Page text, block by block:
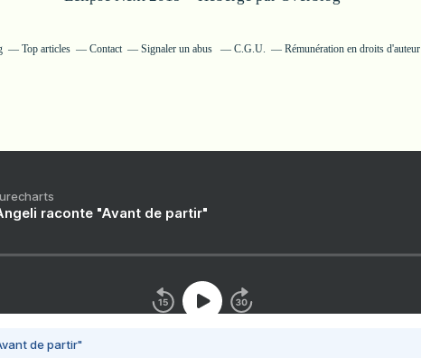
Top articles Contact Signaler un abus C.G.U. Rémunération en droits d'auteur
raconte "Avant de partir"
de partir"